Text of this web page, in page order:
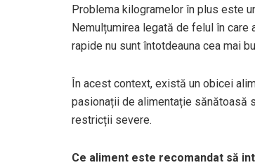
Problema kilogramelor în plus este
Nemulțumirea legată de felul în
rapide nu sunt întotdeauna cea mai
În acest context, există un obicei
pasionații de alimentație sănătoasă
restricții severe.
Ce aliment este recomandat să